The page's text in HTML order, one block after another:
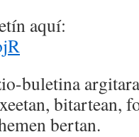
aquí:
buletina
bitartean,
bertan.